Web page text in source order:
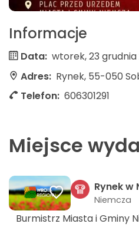
Informacje
Data: wtorek, 23 grudnia
Adres: Rynek, 55-050
Telefon: 606301291
Miejsce
Rynek w
Niemcza
Burmistrz Miasta i Gminy